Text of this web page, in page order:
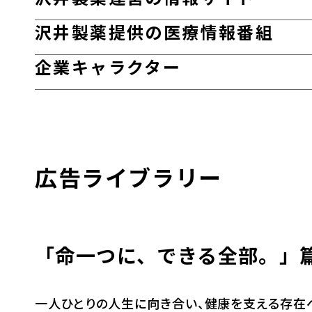
沢井製薬提供の医療情報番組
企業キャラクター
広告ライブラリー
「命一つに、できる全部。」
一人ひとりの人生に向き合い、健康を支える存在